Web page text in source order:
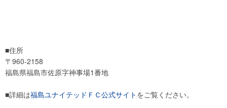
■住所
〒960-2158
福島県福島市佐原字神事場1番地
■詳細は福島ユナイテッドＦＣ公式サイト をご覧ください。